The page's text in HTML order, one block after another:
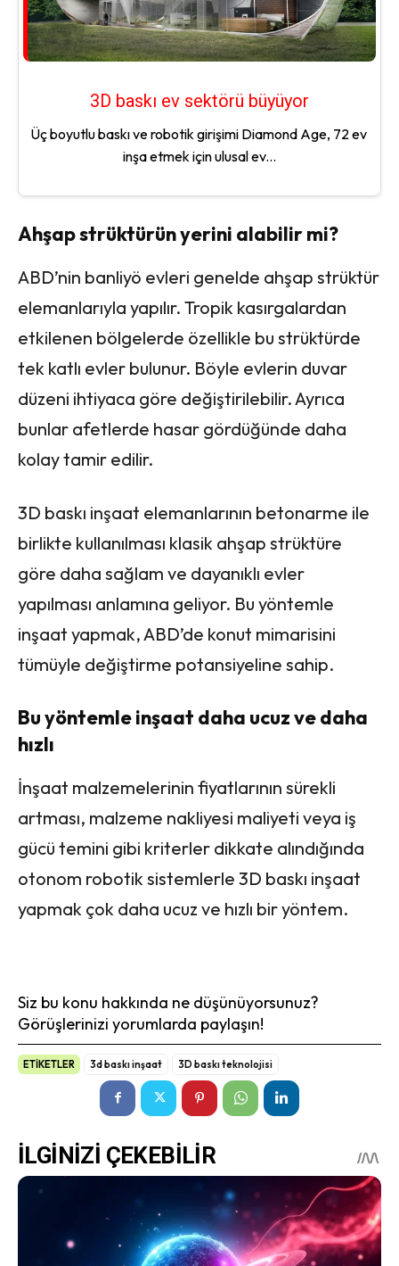
3D baskı ev sektörü büyüyor
Üç boyutlu baskı ve robotik girişimi Diamond Age, 72 ev
inşa etmek için ulusal ev...
Ahşap strüktürün yerini alabilir mi?
ABD’nin banliyö evleri genelde ahşap strüktür
elemanlarıyla yapılır. Tropik kasırgalardan
etkilenen bölgelerde özellikle bu strüktürde
tek katlı evler bulunur. Böyle evlerin duvar
düzeni ihtiyaca göre değiştirilebilir. Ayrıca
bunlar afetlerde hasar gördüğünde daha
kolay tamir edilir.
3D baskı inşaat elemanlarının betonarme ile
birlikte kullanılması klasik ahşap strüktüre
göre daha sağlam ve dayanıklı evler
yapılması anlamına geliyor. Bu yöntemle
inşaat yapmak, ABD’de konut mimarisini
tümüyle değiştirme potansiyeline sahip.
Bu yöntemle inşaat daha ucuz ve daha
hızlı
İnşaat malzemelerinin fiyatlarının sürekli
artması, malzeme nakliyesi maliyeti veya iş
gücü temini gibi kriterler dikkate alındığında
otonom robotik sistemlerle 3D baskı inşaat
yapmak çok daha ucuz ve hızlı bir yöntem.
Siz bu konu hakkında ne düşünüyorsunuz?
Görüşlerinizi yorumlarda paylaşın!
ETİKETLER 3d baskı inşaat 3D baskı teknolojisi